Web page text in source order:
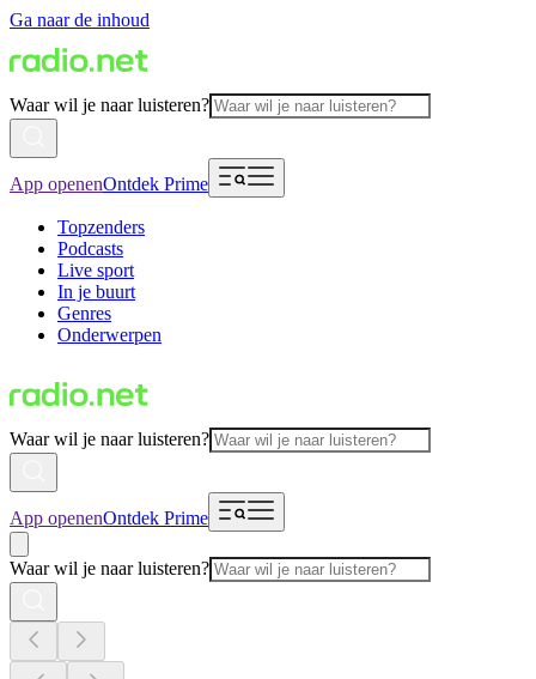
Ga naar de inhoud
Waar wil je naar luisteren?
App openenOntdek Prime
Topzenders
Podcasts
Live sport
In je buurt
Genres
Onderwerpen
Waar wil je naar luisteren?
App openenOntdek Prime
Waar wil je naar luisteren?